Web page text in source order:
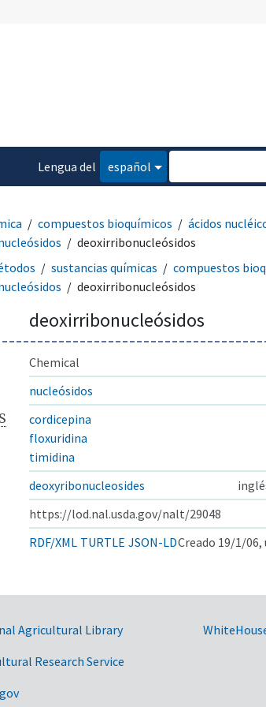
Lengua del
español
compuestos bioquímicos
ácidos
deoxirribonucleósidos
sustancias químicas compuestos
deoxirribonucleósidos
deoxirribonucleósidos
Chemical
nucleósidos
cordicepina
floxuridina
timidina
deoxyribonucleosides
https://lod.nal.usda.gov/nalt/29048
RDF/XML TURTLE JSON-LDCreado 19/1/
Agricultural Library
Research Service